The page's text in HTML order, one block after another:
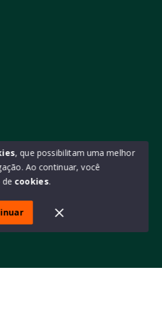
consultoria imobiliária • creci
, que possibilitam uma melhor
Ao continuar, você
cookies.